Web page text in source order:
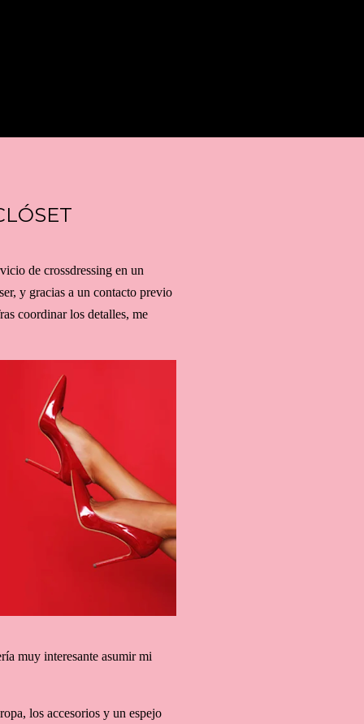
de crossdressing en un
y gracias a un contacto previo
coordinar los detalles, me
muy interesante asumir mi
los accesorios y un espejo